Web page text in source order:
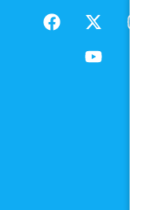
F
a
X
-
t
w
Y
o
u
t